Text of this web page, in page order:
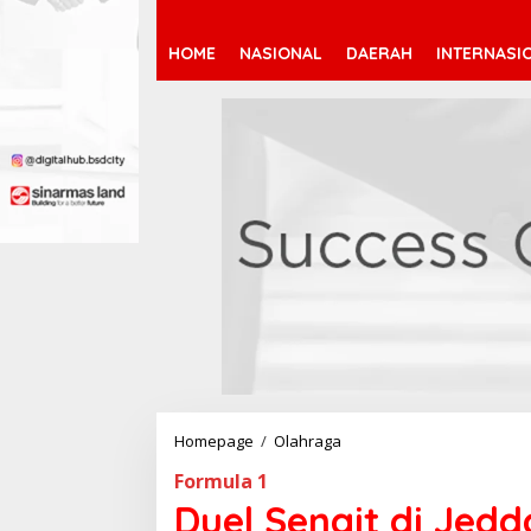
HOME NASIONAL DAERAH
Homepage / Olahraga
S
Formula 1
Duel Sengit di